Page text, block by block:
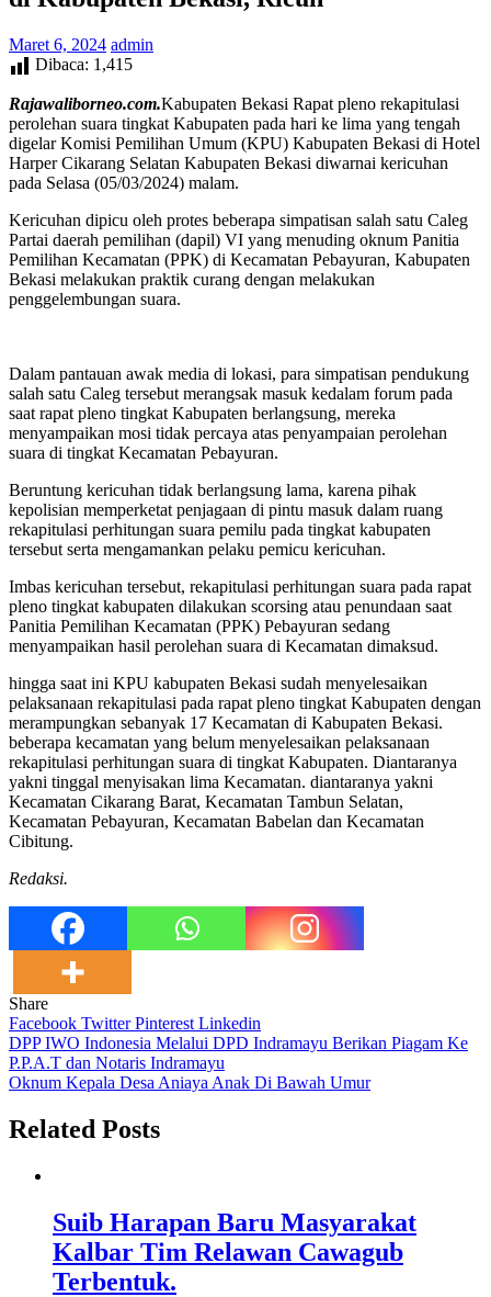
Maret 6, 2024 admin
Dibaca: 1,415
Rajawaliborneo.com.Kabupaten Bekasi Rapat pleno rekapitulasi
perolehan suara tingkat Kabupaten pada hari ke lima yang tengah
digelar Komisi Pemilihan Umum (KPU) Kabupaten Bekasi di Hotel
Harper Cikarang Selatan Kabupaten Bekasi diwarnai kericuhan
pada Selasa (05/03/2024) malam.
Kericuhan dipicu oleh protes beberapa simpatisan salah satu Caleg
Partai daerah pemilihan (dapil) VI yang menuding oknum Panitia
Pemilihan Kecamatan (PPK) di Kecamatan Pebayuran, Kabupaten
Bekasi melakukan praktik curang dengan melakukan
penggelembungan suara.
Dalam pantauan awak media di lokasi, para simpatisan pendukung
salah satu Caleg tersebut merangsak masuk kedalam forum pada
saat rapat pleno tingkat Kabupaten berlangsung, mereka
menyampaikan mosi tidak percaya atas penyampaian perolehan
suara di tingkat Kecamatan Pebayuran.
Beruntung kericuhan tidak berlangsung lama, karena pihak
kepolisian memperketat penjagaan di pintu masuk dalam ruang
rekapitulasi perhitungan suara pemilu pada tingkat kabupaten
tersebut serta mengamankan pelaku pemicu kericuhan.
Imbas kericuhan tersebut, rekapitulasi perhitungan suara pada rapat
pleno tingkat kabupaten dilakukan scorsing atau penundaan saat
Panitia Pemilihan Kecamatan (PPK) Pebayuran sedang
menyampaikan hasil perolehan suara di Kecamatan dimaksud.
hingga saat ini KPU kabupaten Bekasi sudah menyelesaikan
pelaksanaan rekapitulasi pada rapat pleno tingkat Kabupaten dengan
merampungkan sebanyak 17 Kecamatan di Kabupaten Bekasi.
beberapa kecamatan yang belum menyelesaikan pelaksanaan
rekapitulasi perhitungan suara di tingkat Kabupaten. Diantaranya
yakni tinggal menyisakan lima Kecamatan. diantaranya yakni
Kecamatan Cikarang Barat, Kecamatan Tambun Selatan,
Kecamatan Pebayuran, Kecamatan Babelan dan Kecamatan
Cibitung.
Redaksi.
Share
Facebook TwitterPinterest Linkedin
Navigasi
pos
DPP IWO Indonesia Melalui DPD Indramayu Berikan Piagam Ke
P.P.A.T dan Notaris Indramayu
Oknum Kepala Desa Aniaya Anak Di Bawah Umur
Related Posts
Suib Harapan Baru Masyarakat
Kalbar Tim Relawan Cawagub
Terbentuk.